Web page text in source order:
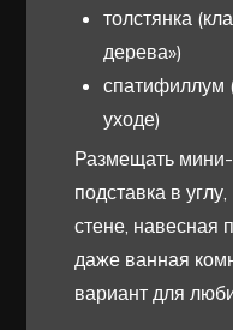
толстянка
дерева»)
спатифиллум
уходе)
Размещать мини-
подставка в
стене, навесная
даже ванная
вариант для